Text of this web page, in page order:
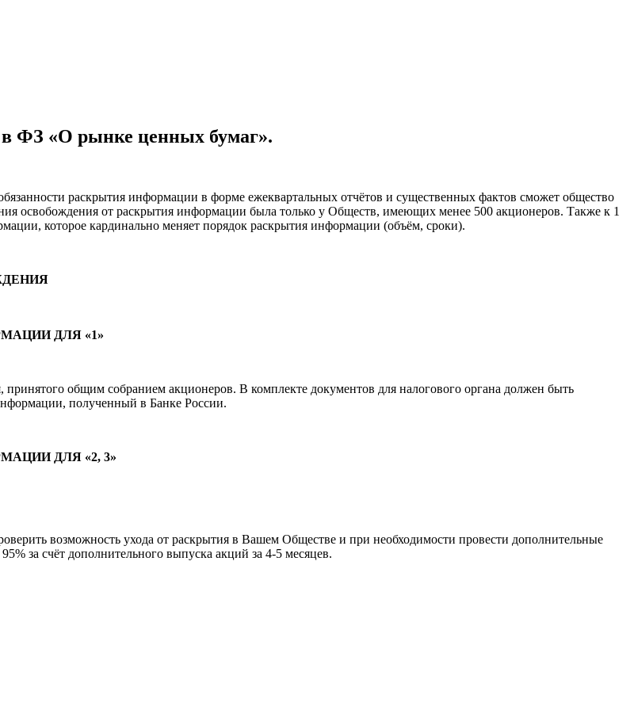
в ФЗ «О рынке ценных бумаг».
раскрытия информации в форме ежеквартальных отчётов и существенных фактов сможет общество
освобождения от раскрытия информации была только у Обществ, имеющих менее 500 акционеров. Также к 1
которое кардинально меняет порядок раскрытия информации (объём, сроки).
ДЛЯ «1»
общим собранием акционеров. В комплекте документов для налогового органа должен быть
полученный в Банке России.
ДЛЯ «2, 3»
возможность ухода от раскрытия в Вашем Обществе и при необходимости провести дополнительные
за счёт дополнительного выпуска акций за 4-5 месяцев.